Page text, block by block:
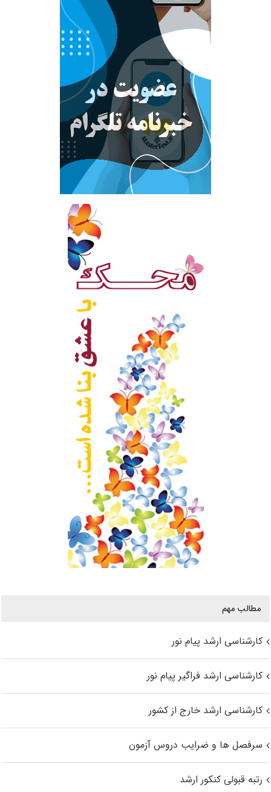
مطالب مهم
کارشناسی ارشد پیام نور
کارشناسی ارشد فراگیر پیام نور
کارشناسی ارشد خارج از کشور
سرفصل ها و ضرایب دروس آزمون
رتبه قبولی کنکور ارشد